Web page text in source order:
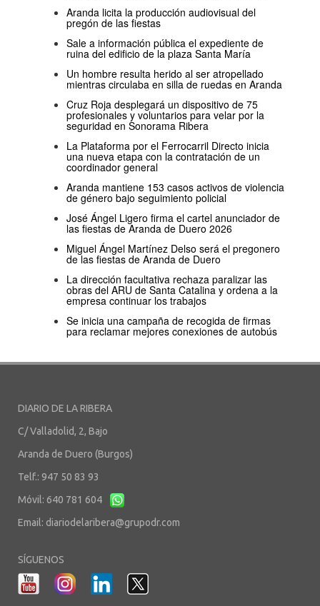
Aranda licita la producción audiovisual del
pregón de las fiestas
Sale a información pública el expediente de
ruina del edificio de la plaza Santa María
Un hombre resulta herido al ser atropellado
mientras circulaba en silla de ruedas en Aranda
Cruz Roja desplegará un dispositivo de 75
profesionales y voluntarios para velar por la
seguridad en Sonorama Ribera
La Plataforma por el Ferrocarril Directo inicia
una nueva etapa con la contratación de un
coordinador general
Aranda mantiene 153 casos activos de violencia
de género bajo seguimiento policial
José Ángel Ligero firma el cartel anunciador de
las fiestas de Aranda de Duero 2026
Miguel Ángel Martínez Delso será el pregonero
de las fiestas de Aranda de Duero
La dirección facultativa rechaza paralizar las
obras del ARU de Santa Catalina y ordena a la
empresa continuar los trabajos
Se inicia una campaña de recogida de firmas
para reclamar mejores conexiones de autobús
DIARIO DE LA RIBERA
C/ Valladolid, 2, Bajo
Aranda de Duero (Burgos)
Telf.: 947 50 83 93
Móvil: 640 781 604
Email: diariodelaribera@grupodr.com
SÍGUENOS